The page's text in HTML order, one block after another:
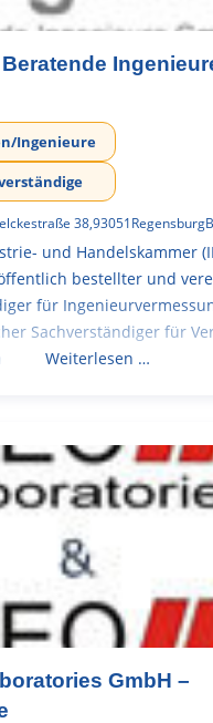
Ingenieure
38,93051Regensburg
und Handelskammer
bestellter und
für
Sachverständiger für
Weiterlesen …
GmbH –